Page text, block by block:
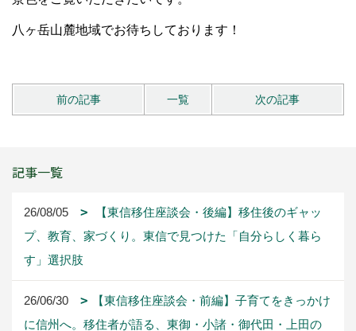
八ヶ岳山麓地域でお待ちしております！
前の記事 一覧 次の記事
記事一覧
26/08/05
【東信移住座談会・後編】移住後のギャッ
プ、教育、家づくり。東信で見つけた「自分らしく暮ら
す」選択肢
26/06/30
【東信移住座談会・前編】子育てをきっかけ
に信州へ。移住者が語る、東御・小諸・御代田・上田の